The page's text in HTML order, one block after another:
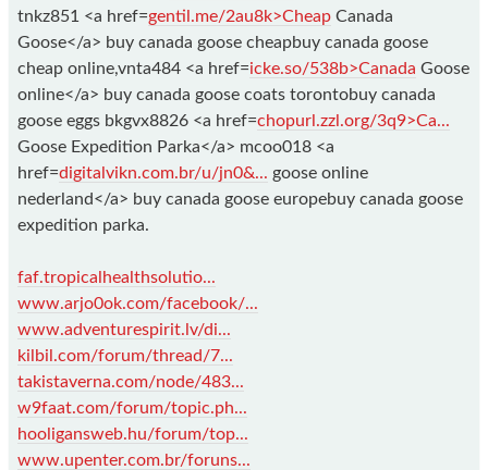
tnkz851 <a href=gentil.me/2au8k>Cheap Canada
Goose</a> buy canada goose cheapbuy canada goose
cheap online,vnta484 <a href=icke.so/538b>Canada Goose
online</a> buy canada goose coats torontobuy canada
goose eggs bkgvx8826 <a href=chopurl.zzl.org/3q9>Ca...
Goose Expedition Parka</a> mcoo018 <a
href=digitalvikn.com.br/u/jn0&... goose online
nederland</a> buy canada goose europebuy canada goose
expedition parka.
faf.tropicalhealthsolutio...
www.arjo0ok.com/facebook/...
www.adventurespirit.lv/di...
kilbil.com/forum/thread/7...
takistaverna.com/node/483...
w9faat.com/forum/topic.ph...
hooligansweb.hu/forum/top...
www.upenter.com.br/foruns...